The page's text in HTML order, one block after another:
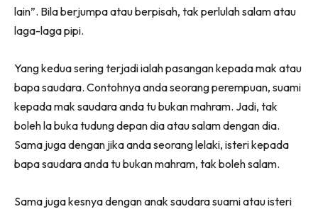
lain”. Bila berjumpa atau berpisah, tak perlulah salam atau
laga-laga pipi.
Yang kedua sering terjadi ialah pasangan kepada mak atau
bapa saudara. Contohnya anda seorang perempuan, suami
kepada mak saudara anda tu bukan mahram. Jadi, tak
boleh la buka tudung depan dia atau salam dengan dia.
Sama juga dengan jika anda seorang lelaki, isteri kepada
bapa saudara anda tu bukan mahram, tak boleh salam.
Sama juga kesnya dengan anak saudara suami atau isteri